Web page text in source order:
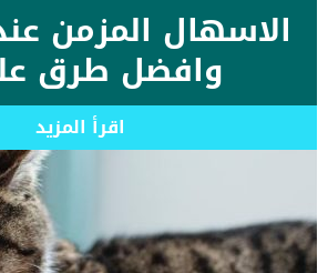
الاسهال المزمن
وافضل طرق
اقرأ المزيد